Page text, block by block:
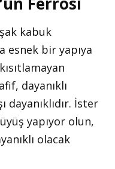
kabuk
esnek bir yapıya
dayanıklı
dayanıklıdır. İster
yapıyor olun,
olacak